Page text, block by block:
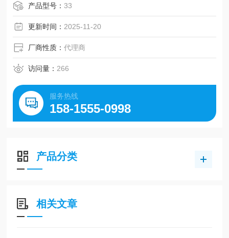
产品型号：33
更新时间： 2025-11-20
厂商性质：代理商
访问量： 266
服务热线
158-1555-0998
产品分类
相关文章